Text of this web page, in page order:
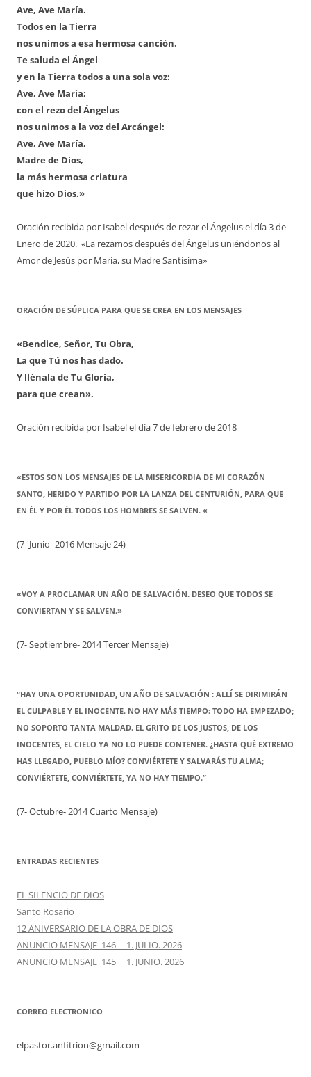
Ave, Ave María.
Todos en la Tierra
nos unimos a esa hermosa canción.
Te saluda el Ángel
y en la Tierra todos a una sola voz:
Ave, Ave María;
con el rezo del Ángelus
nos unimos a la voz del Arcángel:
Ave, Ave María,
Madre de Dios,
la más hermosa criatura
que hizo Dios.»
Oración recibida por Isabel después de rezar el Ángelus el día 3 de
Enero de 2020. «La rezamos después del Ángelus uniéndonos al
Amor de Jesús por María, su Madre Santísima»
ORACIÓN DE SÚPLICA PARA QUE SE CREA EN LOS MENSAJES
«Bendice, Señor, Tu Obra,
La que Tú nos has dado.
Y llénala de Tu Gloria,
para que crean».
Oración recibida por Isabel el día 7 de febrero de 2018
«ESTOS SON LOS MENSAJES DE LA MISERICORDIA DE MI CORAZÓN
SANTO, HERIDO Y PARTIDO POR LA LANZA DEL CENTURIÓN, PARA QUE
EN ÉL Y POR ÉL TODOS LOS HOMBRES SE SALVEN. «
(7- Junio- 2016 Mensaje 24)
«VOY A PROCLAMAR UN AÑO DE SALVACIÓN. DESEO QUE TODOS SE
CONVIERTAN Y SE SALVEN.»
(7- Septiembre- 2014 Tercer Mensaje)
“HAY UNA OPORTUNIDAD, UN AÑO DE SALVACIÓN : ALLÍ SE DIRIMIRÁN
EL CULPABLE Y EL INOCENTE. NO HAY MÁS TIEMPO: TODO HA EMPEZADO;
NO SOPORTO TANTA MALDAD. EL GRITO DE LOS JUSTOS, DE LOS
INOCENTES, EL CIELO YA NO LO PUEDE CONTENER. ¿HASTA QUÉ EXTREMO
HAS LLEGADO, PUEBLO MÍO? CONVIÉRTETE Y SALVARÁS TU ALMA;
CONVIÉRTETE, CONVIÉRTETE, YA NO HAY TIEMPO.”
(7- Octubre- 2014 Cuarto Mensaje)
ENTRADAS RECIENTES
EL SILENCIO DE DIOS
Santo Rosario
12 ANIVERSARIO DE LA OBRA DE DIOS
ANUNCIO MENSAJE 146 1. JULIO. 2026
ANUNCIO MENSAJE 145 1. JUNIO. 2026
CORREO ELECTRONICO
elpastor.anfitrion@gmail.com